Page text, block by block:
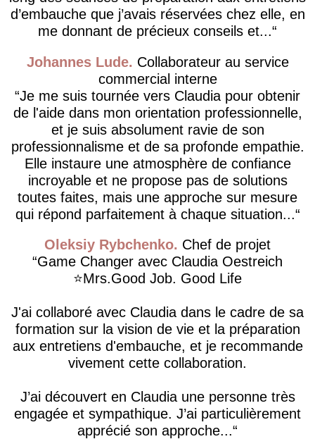
d’embauche que j’avais réservées chez elle, en
me donnant de précieux conseils et...
Johannes Lude
Collaborateur au service
commercial interne
​Je me suis tournée vers Claudia pour obtenir
de l'aide dans mon orientation professionnelle,
et je suis absolument ravie de son
professionnalisme et de sa profonde empathie.
Elle instaure une atmosphère de confiance
incroyable et ne propose pas de solutions
toutes faites, mais une approche sur mesure
qui répond parfaitement à chaque situation...
Oleksiy Rybchenko Chef de projet
Game Changer avec Claudia Oestreich
⭐️Mrs.Good Job. Good Life
J'ai collaboré avec Claudia dans le cadre de sa
formation sur la vision de vie et la préparation
aux entretiens d'embauche, et je recommande
vivement cette collaboration.
J’ai découvert en Claudia une personne très
engagée et sympathique. J’ai particulièrement
apprécié son approche...